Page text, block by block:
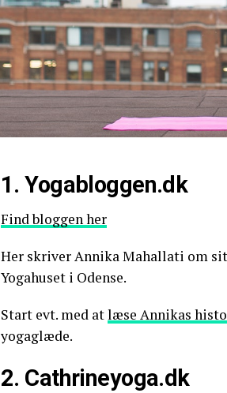
1. Yogabloggen.dk
Find bloggen her
Her skriver Annika Mahallati om
Yogahuset i Odense.
Start evt. med atlæse Annikas
yogaglæde.
2. Cathrineyoga.dk